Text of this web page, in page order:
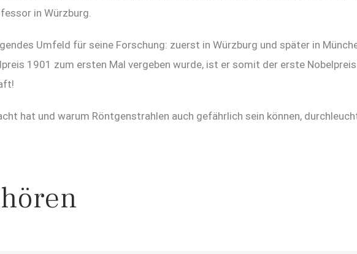
in Würzburg.
Umfeld für seine Forschung: zuerst in Würzburg und später in
1901 zum ersten Mal vergeben wurde, ist er somit der erste
hat und warum Röntgenstrahlen auch gefährlich sein können,